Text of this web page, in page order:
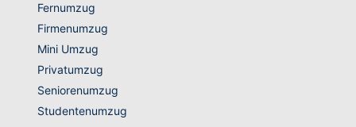
Fernumzug
Firmenumzug
Mini Umzug
Privatumzug
Seniorenumzug
Studentenumzug